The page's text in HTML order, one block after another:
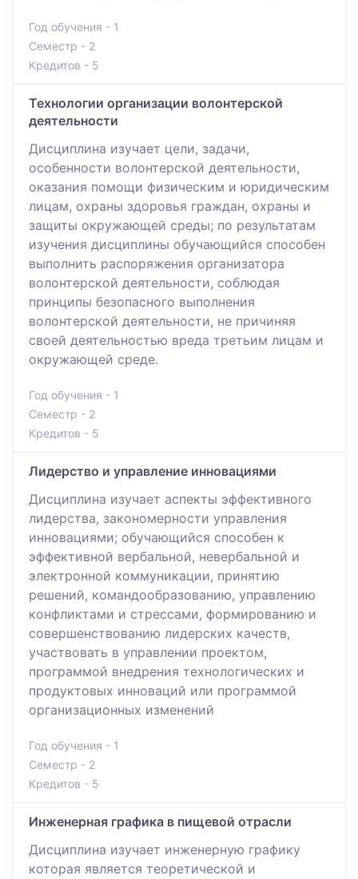
Год обучения - 1
Семестр - 2
Кредитов - 5
Технологии организации волонтерской
деятельности
Дисциплина изучает цели, задачи,
особенности волонтерской деятельности,
оказания помощи физическим и юридическим
лицам, охраны здоровья граждан, охраны и
защиты окружающей среды; по результатам
изучения дисциплины обучающийся способен
выполнить распоряжения организатора
волонтерской деятельности, соблюдая
принципы безопасного выполнения
волонтерской деятельности, не причиняя
своей деятельностью вреда третьим лицам и
окружающей среде.
Год обучения - 1
Семестр - 2
Кредитов - 5
Лидерство и управление инновациями
Дисциплина изучает аспекты эффективного
лидерства, закономерности управления
инновациями; обучающийся способен к
эффективной вербальной, невербальной и
электронной коммуникации, принятию
решений, командообразованию, управлению
конфликтами и стрессами, формированию и
совершенствованию лидерских качеств,
участвовать в управлении проектом,
программой внедрения технологических и
продуктовых инноваций или программой
организационных изменений
Год обучения - 1
Семестр - 2
Кредитов - 5
Инженерная графика в пищевой отрасли
Дисциплина изучает инженерную графику
которая является теоретической и